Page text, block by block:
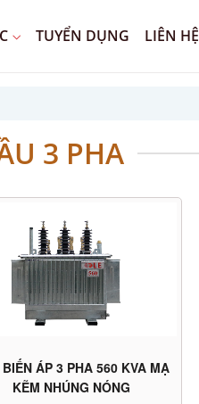
TUYỂN DỤNG LIÊN HỆ
3 PHA
BIẾN ÁP 3 PHA 560 KVA MẠ
KẼM NHÚNG NÓNG